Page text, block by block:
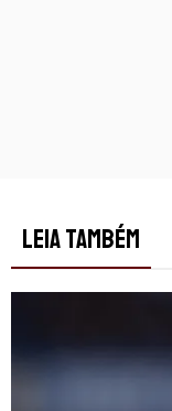
LEIA TAMBÉM